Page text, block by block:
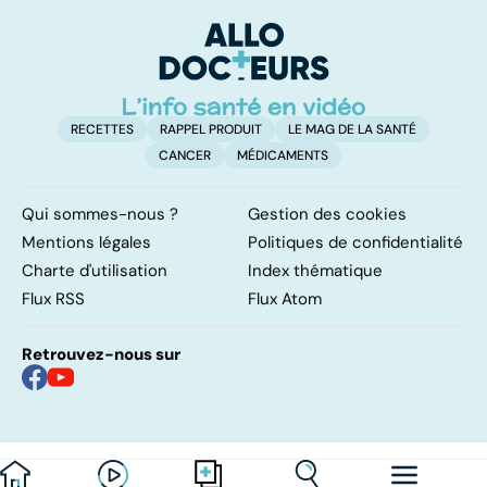
RECETTES RAPPEL PRODUIT
LE MAG DE LA SANTÉ
CANCER
MÉDICAMENTS
Qui sommes-nous ?
Gestion des cookies
Mentions légales
Politiques de confidentialité
Charte d'utilisation
Index thématique
Flux RSS
Flux Atom
Retrouvez-nous sur